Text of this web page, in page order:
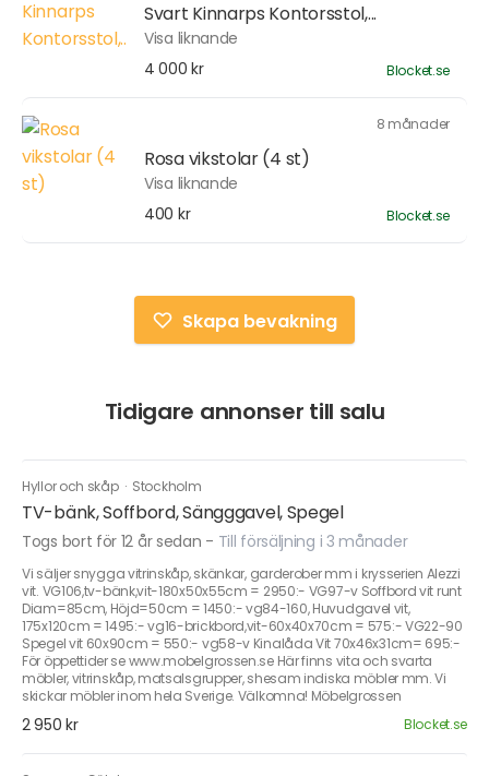
Svart Kinnarps Kontorsstol,...
Visa liknande
4 000 kr
Blocket.se
8 månader
Rosa vikstolar (4 st)
Visa liknande
400 kr
Blocket.se
Skapa bevakning
Tidigare annonser till salu
Hyllor och skåp · Stockholm
TV-bänk, Soffbord, Sängggavel, Spegel
Togs bort för 12 år sedan - Till försäljning i 3 månader
Vi säljer snygga vitrinskåp, skänkar, garderober mm i krysserien Alezzi
vit. VG106,tv-bänk,vit-180x50x55cm = 2950:- VG97-v Soffbord vit runt
Diam=85cm, Höjd=50cm = 1450:- vg84-160, Huvudgavel vit,
175x120cm = 1495:- vg16-brickbord,vit-60x40x70cm = 575:- VG22-90
Spegel vit 60x90cm = 550:- vg58-v Kinalåda Vit 70x46x31cm= 695:-
För öppettider se www.mobelgrossen.se Här finns vita och svarta
möbler, vitrinskåp, matsalsgrupper, shesam indiska möbler mm. Vi
skickar möbler inom hela Sverige. Välkomna! Möbelgrossen
2 950 kr Blocket.se